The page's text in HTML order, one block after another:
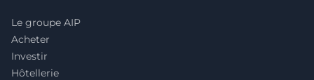
Le groupe AIP
Acheter
Investir
Hôtellerie